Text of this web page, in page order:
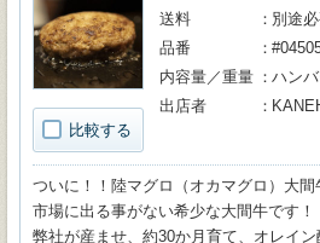
比較する
送料
別途
品番
内容量／重量
ハンバ
出店者
ついに！！陸マグロ（オカマグロ）大
市場に出る事がない希少な大間牛です！
弊社が産ませ、約30か月育て、オレイ